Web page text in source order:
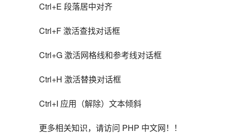
Ctrl+E 段落居中对齐
Ctrl+F 激活查找对话框
Ctrl+G 激活网格线和参考线对话框
Ctrl+H 激活替换对话框
Ctrl+I 应用（解除）文本倾斜
更多相关知识，请访问 PHP 中文网！！